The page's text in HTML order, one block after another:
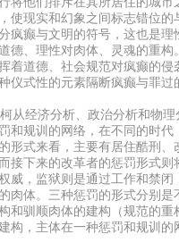
使现实和幻象之间标志错位的
疯癫与文明的符号，这也是理
德、理性对肉体、灵魂的重构
着道德、社会规范对疯癫的侵
仪式性的元素隔断疯癫与罪过
从经济分析、政治分析和物理
和规训的网络，在不同的时代
形式来看，主要有居住酷刑、
接下来的改革者的惩罚形式则
威，监狱则是通过工作和禁闭
肉体。三种惩罚的形式分别是
和驯顺肉体的建构（规范的重
构，主体在一种惩罚和规训的